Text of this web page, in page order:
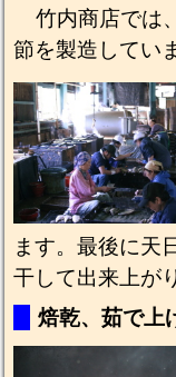
竹内商店では
節を製造してい
ます。最後に天
干して出来上が
焙乾、茹で上